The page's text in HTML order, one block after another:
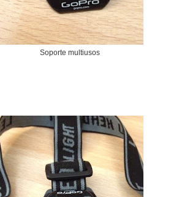
Soporte multiusos